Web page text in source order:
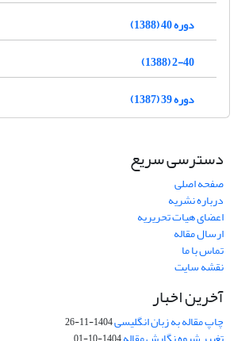
دوره 40 (1388)
2-40 (1388)
دوره 39 (1387)
دسترسی سریع
صفحه اصلی
درباره نشریه
اعضای هیات تحریریه
ارسال مقاله
تماس با ما
نقشه سایت
آخرین اخبار
چاپ مقاله به زبان انگلیسی1404-11-26